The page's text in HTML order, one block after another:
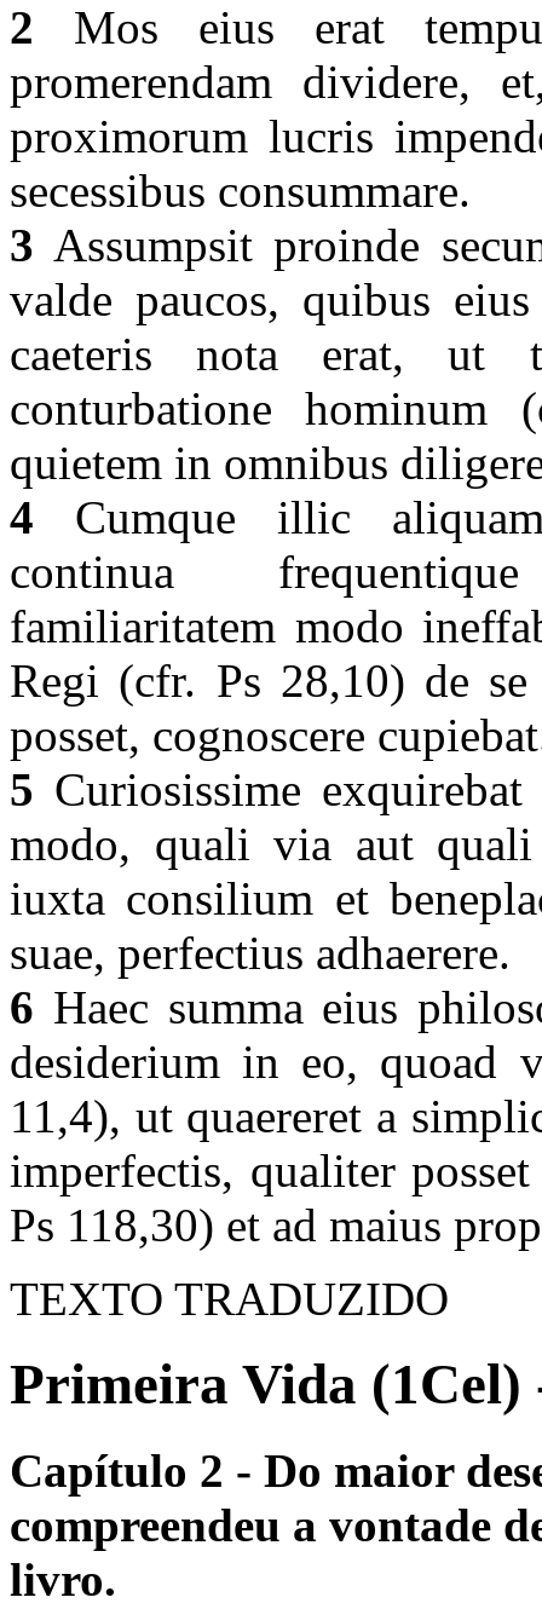
2 Mos eius erat
promerendam dividere,
proximorum lucris
secessibus consummare.
3 Assumpsit proinde
valde paucos, quibus
caeteris nota erat, ut
conturbatione
quietem in omnibus
4 Cumque illic
continua
familiaritatem modo
Regi (cfr. Ps 28,10) de
posset, cognoscere
5 Curiosissime
modo, quali via aut
iuxta consilium et
suae, perfectius adhaerere.
6 Haec summa eius
desiderium in eo, quoad
11,4), ut quaereret a
imperfectis, qualiter
Ps 118,30) et ad maius
TEXTO TRADUZIDO
Primeira Vida (1Cel)
Capítulo 2 - Do maior
compreendeu a vontade
livro.